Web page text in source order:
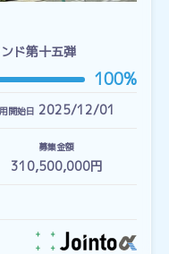
ド第十五弾
100%
開始日 2025/12/01
募集金額
310,500,000円